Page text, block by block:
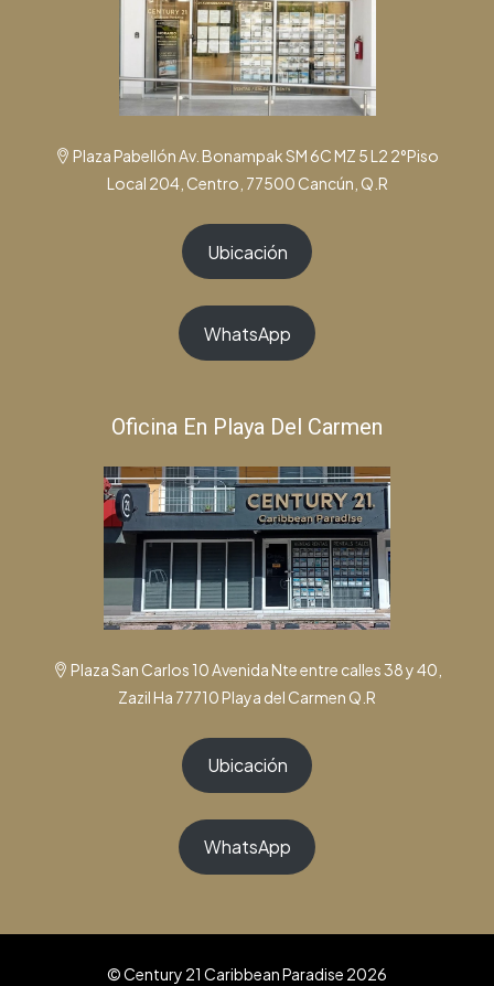
Plaza Pabellón Av. Bonampak SM 6C MZ 5 L2 2°Piso
Local 204, Centro, 77500 Cancún, Q.R
Ubicación
WhatsApp
Oficina En Playa Del Carmen
Plaza San Carlos 10 Avenida Nte entre calles 38 y 40,
Zazil Ha 77710 Playa del Carmen Q.R
Ubicación
WhatsApp
© Century 21 Caribbean Paradise 2026